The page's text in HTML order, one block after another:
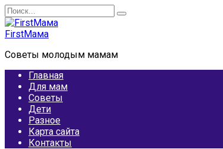
Перейти
к
содержанию
Search
for:
FirstМама
Советы молодым мамам
Главная
Для мам
Советы
Дети
Разное
Карта сайта
Контакты